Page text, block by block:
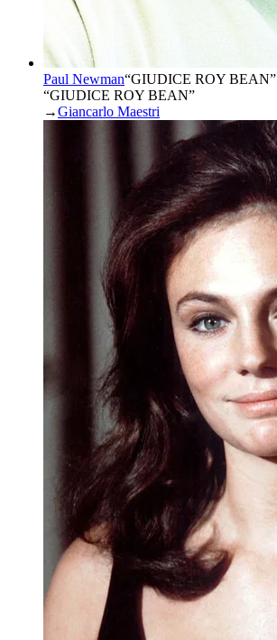
Paul Newman“GIUDICE ROY BEAN”
“GIUDICE ROY BEAN”
→Giancarlo Maestri